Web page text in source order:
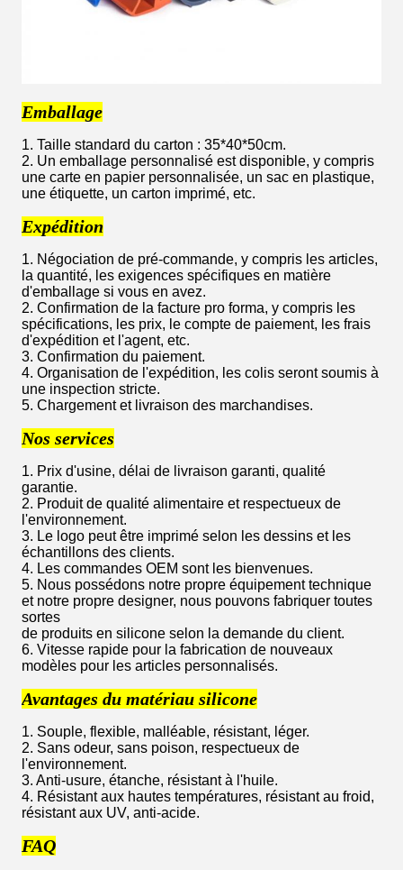
Emballage
1. Taille standard du carton : 35*40*50cm.
2. Un emballage personnalisé est disponible, y compris
une carte en papier personnalisée, un sac en plastique,
une étiquette, un carton imprimé, etc.
Expédition
1. Négociation de pré-commande, y compris les articles,
la quantité, les exigences spécifiques en matière
d'emballage si vous en avez.
2. Confirmation de la facture pro forma, y compris les
spécifications, les prix, le compte de paiement, les frais
d'expédition et l'agent, etc.
3. Confirmation du paiement.
4. Organisation de l'expédition, les colis seront soumis à
une inspection stricte.
5. Chargement et livraison des marchandises.
Nos services
1. Prix d'usine, délai de livraison garanti, qualité
garantie.
2. Produit de qualité alimentaire et respectueux de
l'environnement.
3. Le logo peut être imprimé selon les dessins et les
échantillons des clients.
4. Les commandes OEM sont les bienvenues.
5. Nous possédons notre propre équipement technique
et notre propre designer, nous pouvons fabriquer toutes
sortes
de produits en silicone selon la demande du client.
6. Vitesse rapide pour la fabrication de nouveaux
modèles pour les articles personnalisés.
Avantages du matériau silicone
1. Souple, flexible, malléable, résistant, léger.
2. Sans odeur, sans poison, respectueux de
l'environnement.
3. Anti-usure, étanche, résistant à l'huile.
4. Résistant aux hautes températures, résistant au froid,
résistant aux UV, anti-acide.
FAQ